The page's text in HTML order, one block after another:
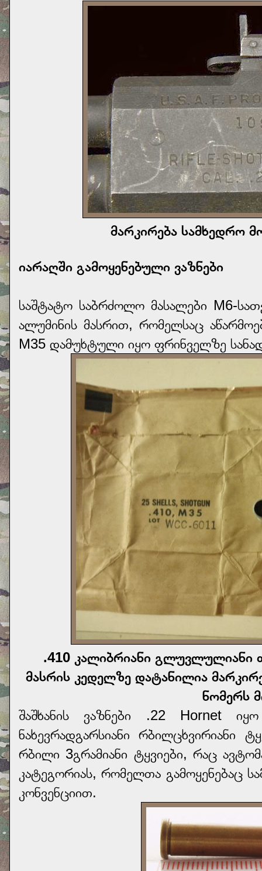
მარკირება სამხედრო
იარაღში გამოყენებული ვაზნები
საშტატო საბრძოლო მასალები М6-
ალუმინის მასრით, რომელსაც
M35 დამუხტული იყო ფრინველზე
.410 კალიბრიანი გლუვლულიანი
მასრის კედელზე დატანილია
ნომერს
შაშხანის ვაზნები .22 Hornet
ნახევრადგარსიანი რბილცხვირიანი
რბილი 3გრამიანი ტყვიები, რაც
კატეგორიას, რომელთა გამოყენებაც
კონვენციით.